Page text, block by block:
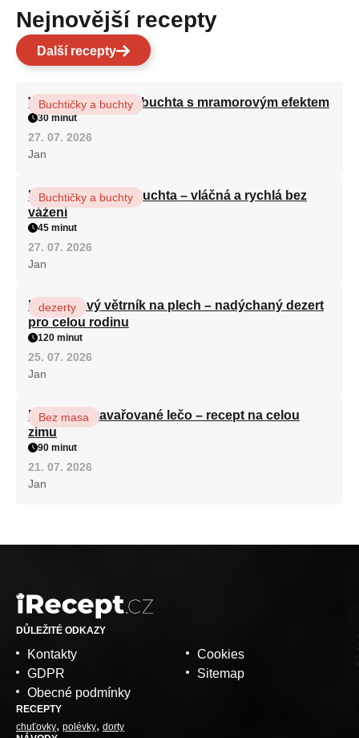
Nejnovější recepty
Další recepty
Vláčná olejová litá buchta s mramorovým efektem
Buchtičky a buchty
30 minut
27. 07. 2026
Jan
Hrnková maková buchta – vláčná a rychlá bez
vážení
Buchtičky a buchty
45 minut
27. 07. 2026
Jan
Karamelový větrník na plech – nadýchaný dezert
pro celou rodinu
dezerty
120 minut
25. 07. 2026
Jan
Babiččino zavařované lečo – recept na celou
zimu
Bez masa
90 minut
21. 07. 2026
Jan
DŮLEŽITÉ ODKAZY
Kontakty
GDPR
Obecné podmínky
Cookies
Sitemap
RECEPTY
chuťovky polévky dorty